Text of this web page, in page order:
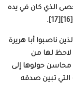
الذي كان في يده
ناصبوا أبا هريرة
لاحظ لها من
محاسن حولوها إلى
تبين صدقه